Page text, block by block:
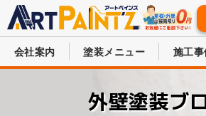
会社案内 塗装メニュー 施工
外壁塗装ブ